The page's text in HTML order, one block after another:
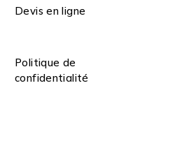
Devis en ligne
Politique de
confidentialité